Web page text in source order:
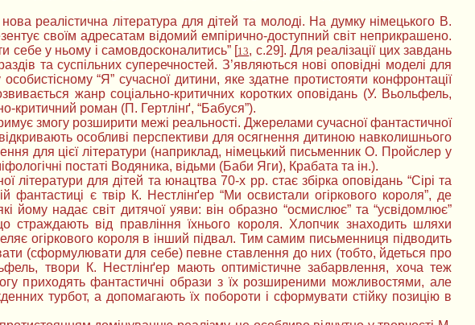
реалістична література для дітей та молоді. На думку німецького В.
своїм адресатам відомий емпірично-доступний світ неприкрашено.
себе у ньому і самовдосконалитись” [13, с.29]. Для реалізації цих завдань
та суспільних суперечностей. З’являються нові оповідні моделі для
“Я” сучасної дитини, яке здатне протистояти конфронтації
жанр соціально-критичних коротких оповідань (У. Вьольфель,
критичний роман (П. Гертлінґ, “Бабуся”).
змогу розширити межі реальності. Джерелами сучасної фантастичної
особливі перспективи для осягнення дитиною навколишнього
для цієї літератури (наприклад, німецький письменник О. Пройслер у
постаті Водяника, відьми (Баби Яги), Крабата та ін.).
для дітей та юнацтва 70-х рр. стає збірка оповідань “Сірі та
є твір К. Нестлінґер “Ми освистали огіркового короля”, де
йому надає світ дитячої уяви: він образно “осмислює” та “усвідомлює”
страждають від правління їхнього короля. Хлопчик знаходить шляхи
огіркового короля в інший підвал. Тим самим письменниця підводить
(сформулювати для себе) певне ставлення до них (тобто, йдеться про
твори К. Нестлінґер мають оптимістичне забарвлення, хоча теж
приходять фантастичні образи з їх розширеними можливостями, але
турбот, а допомагають їх побороти і сформувати стійку позицію в